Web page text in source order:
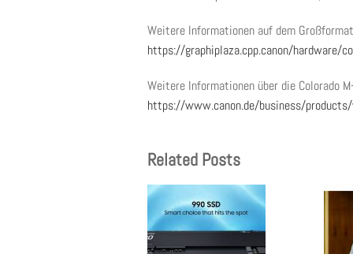
Weitere Informationen auf dem
https://graphiplaza.cpp.canon/hardware/
Weitere Informationen über die Colorado
https://www.canon.de/business/
Related Posts